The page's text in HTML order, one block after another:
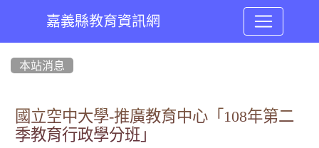
嘉義縣教育資訊網
本站消息
國立空中大學-推廣教育中心「108年第二
季教育行政學分班」